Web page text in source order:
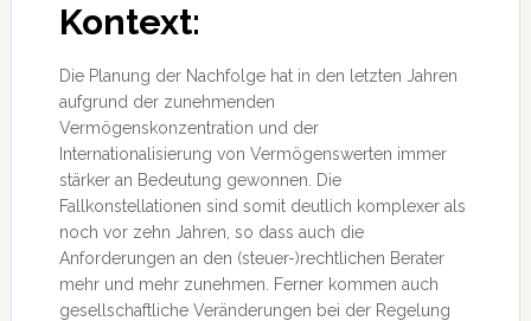
Kontext:
Die Planung der Nachfolge hat in den letzten Jahren
aufgrund der zunehmenden
Vermögenskonzentration und der
Internationalisierung von Vermögenswerten immer
stärker an Bedeutung gewonnen. Die
Fallkonstellationen sind somit deutlich komplexer als
noch vor zehn Jahren , so dass auch die
Anforderungen an den (steuer-)rechtlichen Berater
mehr und mehr zunehmen. Ferner kommen auch
gesellschaftliche Veränderungen bei der Regelung